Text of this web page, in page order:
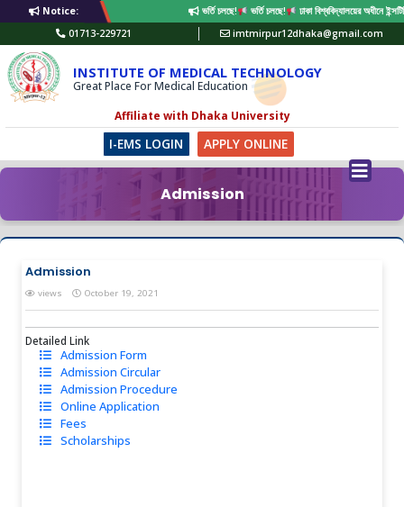
Notice: ভর্তি চলছে! ভর্তি চলছে!
ঢাকা বিশ্ববিদ্যালয়ের অধীনে
01713-229721
imtmirpur12dhaka@gmail.com
INSTITUTE OF MEDICAL TECHNOLOGY
Great Place For Medical Education
Affiliate with Dhaka University
I-EMS LOGIN APPLY ONLINE
Admission
Admission
views October 19, 2021
Detailed Link
Admission Form
Admission Circular
Admission Procedure
Online Application
Fees
Scholarships